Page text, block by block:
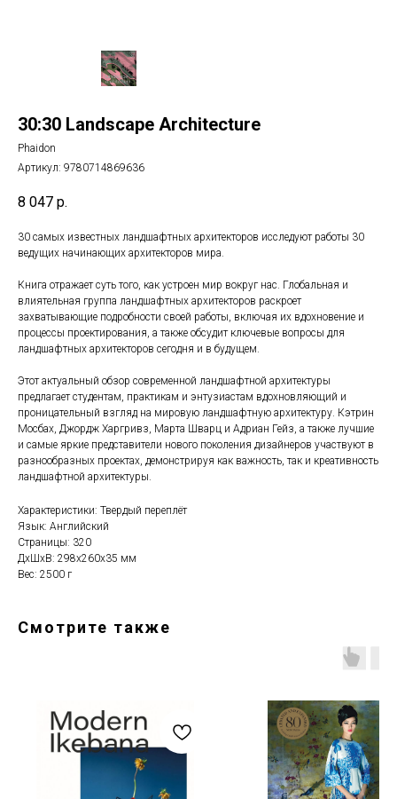
30:30 Landscape Architecture
Phaidon
Артикул: 9780714869636
8 047 р.
30 самых известных ландшафтных архитекторов исследуют работы 30
ведущих начинающих архитекторов мира.
Книга отражает суть того, как устроен мир вокруг нас. Глобальная и
влиятельная группа ландшафтных архитекторов раскроет
захватывающие подробности своей работы, включая их вдохновение и
процессы проектирования, а также обсудит ключевые вопросы для
ландшафтных архитекторов сегодня и в будущем.
Этот актуальный обзор современной ландшафтной архитектуры
предлагает студентам, практикам и энтузиастам вдохновляющий и
проницательный взгляд на мировую ландшафтную архитектуру. Кэтрин
Мосбах, Джордж Харгривз, Марта Шварц и Адриан Гейз, а также лучшие
и самые яркие представители нового поколения дизайнеров участвуют в
разнообразных проектах, демонстрируя как важность, так и креативность
ландшафтной архитектуры.
Характеристики: Твердый переплёт
Язык: Английский
Страницы: 320
ДxШxВ: 298x260x35 мм
Вес: 2500 г
Смотрите также